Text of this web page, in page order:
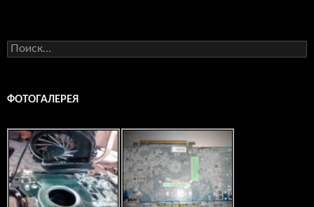
Найти:
ФОТОГАЛЕРЕЯ